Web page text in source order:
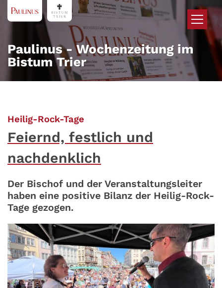
Zum Inhalt springen
Paulinus - Wochenzeitung im
Bistum Trier
Heilig-Rock-Tage
Feiernd, festlich und
nachdenklich
Der Bischof und der Veranstaltungsleiter
haben eine positive Bilanz der Heilig-Rock-
Tage gezogen.